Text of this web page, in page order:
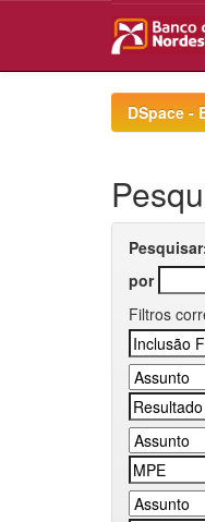
DSpace -
por
Filtros